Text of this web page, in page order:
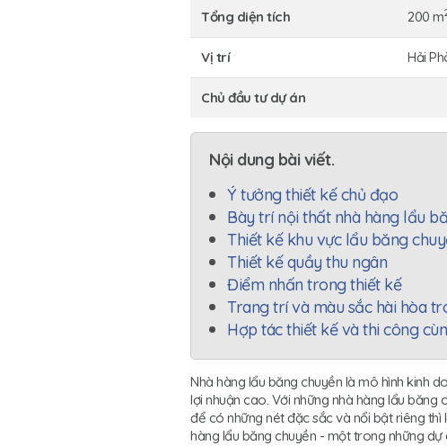
Tổng diện tích 200 m
Vị trí Hải
Chủ đầu tư dự án
Nội dung bài viết.
Ý tưởng thiết kế chủ đạo
Bày trí nội thất nhà hàng lẩu
Thiết kế khu vực lẩu băng
Thiết kế quầy thu ngân
Điểm nhấn trong thiết kế
Trang trí và màu sắc hài hòa
Hợp tác thiết kế và thi công
Nhà hàng lẩu băng chuyền là mô hình kinh
lợi nhuận cao. Với những nhà hàng lẩu
để có những nét đặc sắc và nổi bật riêng thì
hàng lẩu băng chuyền - một trong những